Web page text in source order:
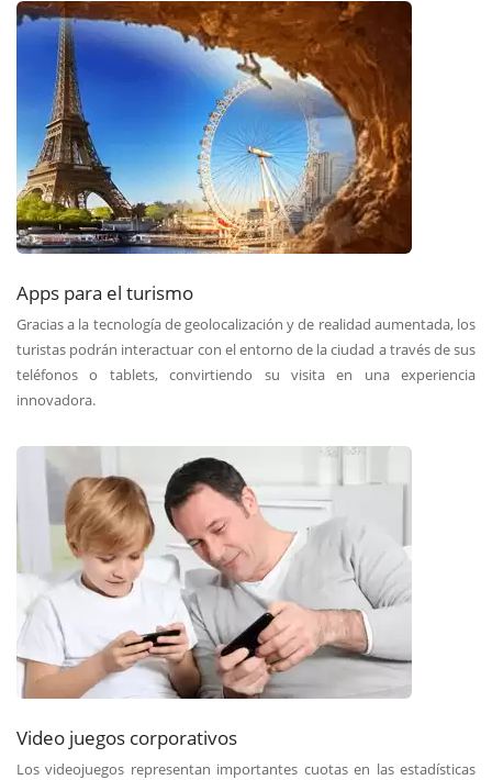
Apps para el turismo
Gracias a la tecnología de geolocalización y de realidad aumentada, los
turistas podrán interactuar con el entorno de la ciudad a través de sus
teléfonos o tablets, convirtiendo su visita en una experiencia
innovadora.
Video juegos corporativos
Los videojuegos representan importantes cuotas en las estadísticas